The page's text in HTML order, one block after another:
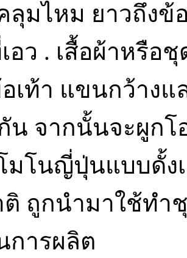
ลุมไหม ยาวถึงข้
อว . เสื้อผ้าหรื
เท้า แขนกว้าง
จากนั้นจะผูกโ
มโนญี่ปุ่นแบบดั้ง
ติ ถูกนำมาใช้ทำ
การผลิต